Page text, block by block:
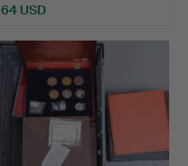
64 USD